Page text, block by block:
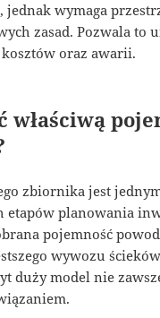
wymaga
zasad. Pozwala to
oraz awarii.
właściwą
zbiornika jest
etapów planowania
pojemność
wywozu
duży model nie